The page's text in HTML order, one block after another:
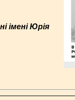
імені Юрія